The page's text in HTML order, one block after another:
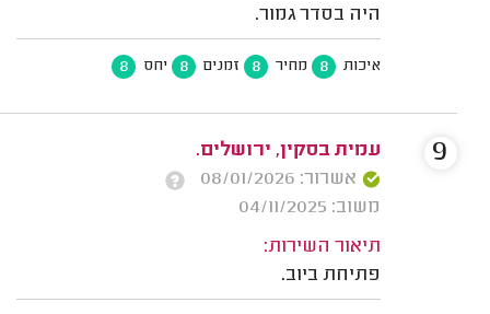
היה בסדר גמור.
איכות 8 מחיר 8 זמנים 8 יחס 8
עמית בסקין, ירושלים.
אשרור: 08/01/2026
משוב: 04/11/2025
תיאור השירות:
פתיחת ביוב.
9